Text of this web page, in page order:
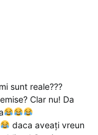
sunt reale???
Clar nu! Da
daca aveați vreun